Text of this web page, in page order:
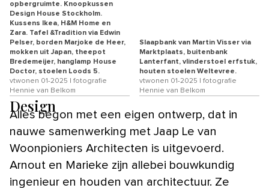
opbergruimte. Knoopkussen
Design House Stockholm.
Kussens Ikea, H&M Home en
Zara. Tafel &Tradition via Edwin
Pelser, borden Marjoke de Heer,
mokken uit Japan, theepot
Bredemeijer, hanglamp House
Doctor, stoelen Loods 5.
vtwonen 01-2025 | fotografie
Hennie van Belkom
Slaapbank van Martin Visser via
Marktplaats, buitenbank
Lanterfant, vlinderstoel erfstuk,
houten stoelen Weltevree.
vtwonen 01-2025 | fotografie
Hennie van Belkom
Design
Alles begon met een eigen ontwerp, dat in
nauwe samenwerking met Jaap Le van
Woonpioniers Architecten is uitgevoerd.
Arnout en Marieke zijn allebei bouwkundig
ingenieur en houden van architectuur. Ze